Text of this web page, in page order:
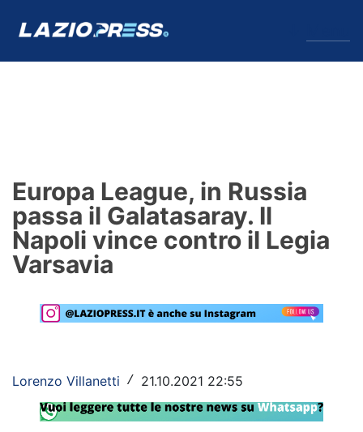
Formello
Infortuni
Primavera
Calciomercato
Rassegna Lazio
Social
Europa League, in Russia
passa il Galatasaray. Il
Napoli vince contro il Legia
Varsavia
Lorenzo Villanetti / 21.10.2021 22:55